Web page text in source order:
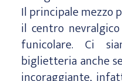
Il principale mezzo
il centro
funicolare. Ci
biglietteria anche